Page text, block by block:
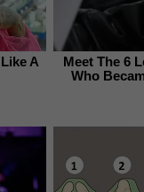
A
Meet The 6
Who